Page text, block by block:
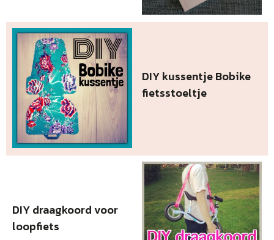
DIY kussentje Bobike
fietsstoeltje
DIY draagkoord voor
loopfiets